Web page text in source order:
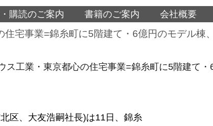
購読のご案内 書籍のご案内 会社概要
住宅事業=錦糸町に5階建て・6億円のモデル棟
ス工業・東京都心の住宅事業=錦糸町に5階建て
区、大友浩嗣社長)は11日、錦糸